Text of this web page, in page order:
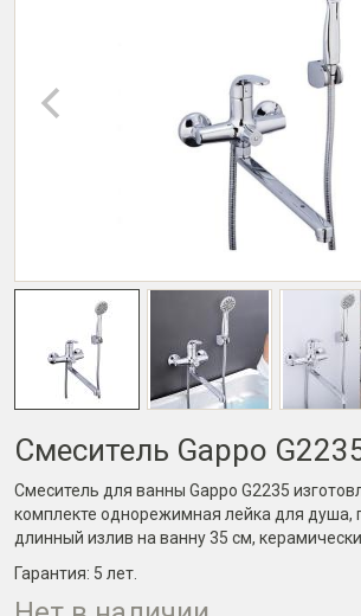
Смеситель Gappo
Смеситель для ванны Gappo G2235
комплекте однорежимная лейка для душа,
длинный излив на ванну 35 см,
Гарантия: 5 лет